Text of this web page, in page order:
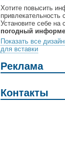
Хотите повысить
привлекательность
Установите себе на
погодный
Показать все
для вставки
Реклама
Контакты